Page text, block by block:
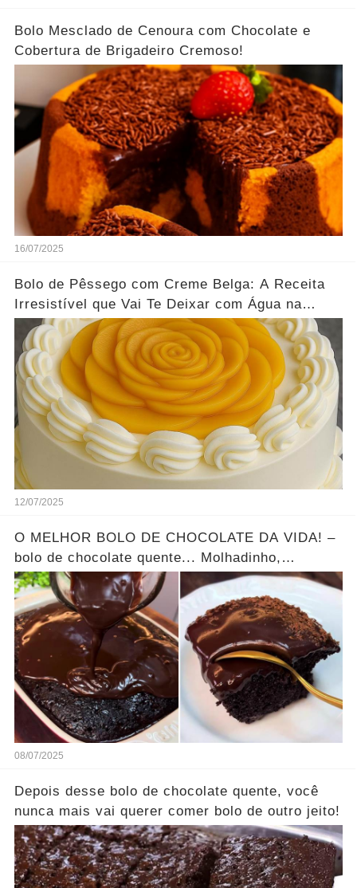
Bolo Mesclado de Cenoura com Chocolate e
Cobertura de Brigadeiro Cremoso!
16/07/2025
Bolo de Pêssego com Creme Belga: A Receita
Irresistível que Vai Te Deixar com Água na
Boca!
12/07/2025
O MELHOR BOLO DE CHOCOLATE DA VIDA! –
bolo de chocolate quente... Molhadinho,
chocolatudo e fácil de fazer.
08/07/2025
Depois desse bolo de chocolate quente, você
nunca mais vai querer comer bolo de outro jeito!